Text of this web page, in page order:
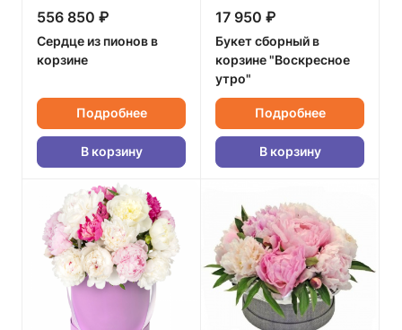
556 850 ₽
Сердце из пионов в
корзине
Подробнее
В корзину
17 950 ₽
Букет сборный в
корзине "Воскресное
утро"
Подробнее
В корзину